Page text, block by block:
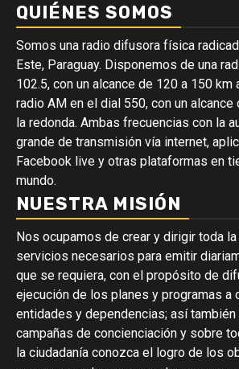
QUIÉNES SOMOS
Somos una radio difusora física
Este, Paraguay. Disponemos de una
102.5, con un alcance de 120 a 150 km
radio AM en el dial 550, con un alcance
la redonda. Ambas frecuencias con la
grande de transmisión vía internet,
Facebook live y otras plataformas en
mundo.
NUESTRA MISIÓN
Nos ocupamos de crear y dirigir toda
servicios necesarios para emitir
que se requiera, con el propósito de
ejecución de los planes y programas a
entidades y dependencias; así
campañas de concienciación y sobre
la ciudadanía conozca el logro de los